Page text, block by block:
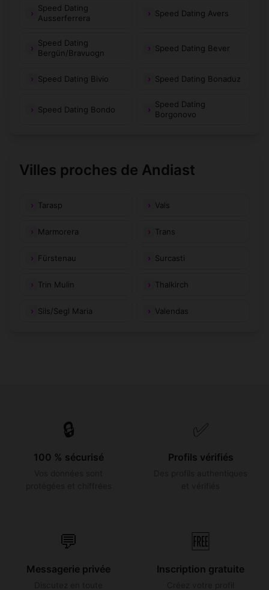
Speed Dating
Ausserferrera
Speed Dating Avers
Speed Dating
Bergün/Bravuogn
Speed Dating Bever
Speed Dating Bivio Speed Dating Bonaduz
Speed Dating Bondo
Speed Dating
Borgonovo
Villes proches de Andiast
Tarasp Vals
Marmorera Trans
Fürstenau Surcasti
Trin Mulin Thalkirch
Sils/Segl Maria Valendas
🔒
100 % sécurisé
✅
Profils vérifiés
💬
Messagerie privée
🆓
Inscription gratuite